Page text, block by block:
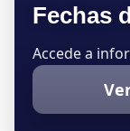
Fechas
Accede a